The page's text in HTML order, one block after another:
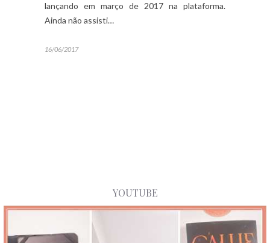
lançando em março de 2017 na plataforma.
Ainda não assisti…
16/06/2017
YOUTUBE